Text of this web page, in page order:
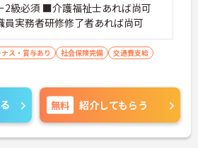
2級必須 ■介護福祉士あれば尚可
実務者研修修了者あれば尚可
ス・賞与あり 社会保険完備
交通費支給
無料 紹介してもらう